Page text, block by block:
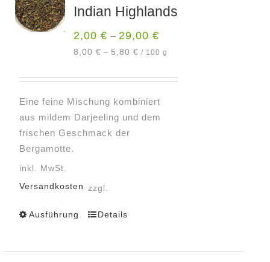
Die
können
auf
gewählt
werden
Indian Highlands
2,00€ – 29,00€
8,00€ – 5,80€ / 100 g
Eine feine Mischung kombiniert
aus mildem Darjeeling und dem
frischen Geschmack der
Bergamotte.
inkl. MwSt.
zzgl.
Versandkosten
Ausführung
Dieses
Details